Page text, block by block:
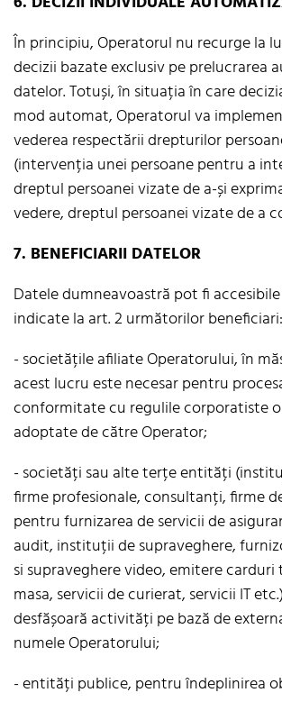
În principiu, Operatorul nu recurge la
decizii bazate exclusiv pe prelucrarea
datelor. Totuși, în situația în care
mod automat, Operatorul va
vederea respectării drepturilor
(intervenția unei persoane pentru a
dreptul persoanei vizate de a-și
vedere, dreptul persoanei vizate de a
7. BENEFICIARII DATELOR
Datele dumneavoastră pot fi
indicate la art. 2 următorilor beneficiari:
- societățile afiliate Operatorului, în
acest lucru este necesar pentru
conformitate cu regulile corporatiste
adoptate de către Operator;
- societăți sau alte terțe entități
firme profesionale, consultanți, firme
pentru furnizarea de servicii de
audit, instituții de supraveghere,
si supraveghere video, emitere
masa, servicii de curierat, servicii IT
desfășoară activități pe bază de
numele Operatorului;
- entități publice, pentru îndeplinirea